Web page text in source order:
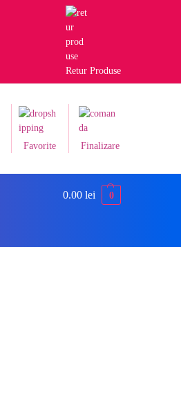
Retur Produse
Favorite Finalizare
0.00 lei 0